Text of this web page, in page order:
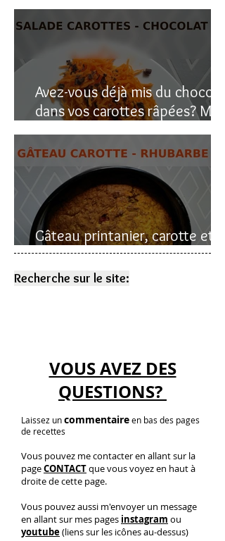
crémeuse
Avez-vous déjà mis du chocolat
dans vos carottes râpées? Moi
oui, et c’est étonnant
Gâteau printanier, carotte et
rhubarbe
Recherche sur le site:
VOUS AVEZ DES
QUESTIONS?
Laissez uncommentaireen bas des pages
de recettes
Vous pouvez me contacter en allant sur la
pageCONTACTque vous voyez en haut à
droite de cette page.
Vous pouvez aussi m'envoyer un message
en allant sur mes pages instagram ou
youtube(liens sur les icônes au-dessus)